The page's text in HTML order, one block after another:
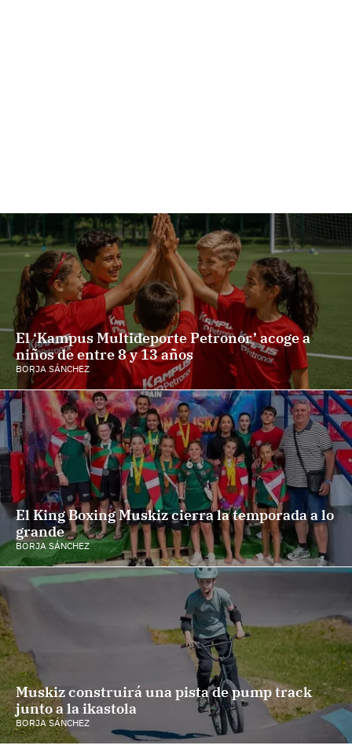
El ‘Kampus Multideporte Petronor’ acoge a
niños de entre 8 y 13 años
BORJA SÁNCHEZ
El King Boxing Muskiz cierra la temporada a lo
grande
BORJA SÁNCHEZ
Muskiz construirá una pista de pump track
junto a la ikastola
BORJA SÁNCHEZ